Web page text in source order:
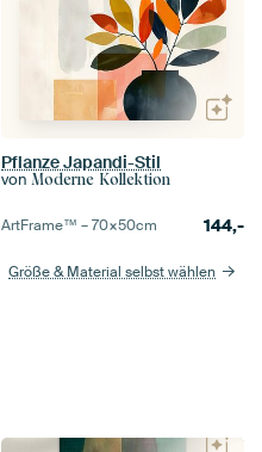
Pflanze Japandi-Stil
von Moderne Kollektion
ArtFrame™ –70×50cm 144,-
Größe & Material selbst wählen